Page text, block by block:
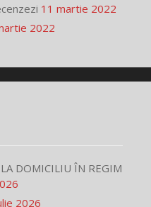
11 martie 2022
2022
DOMICILIU ÎN REGIM
2026